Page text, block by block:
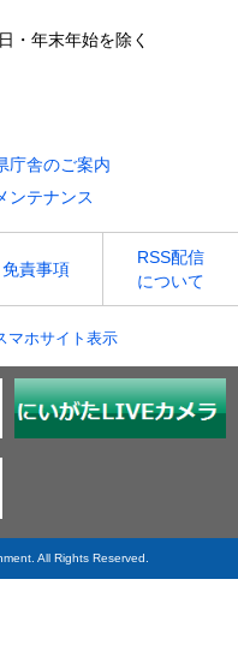
・年末年始を除く
庁舎のご案内
ンテナンス
免責事項
RSS配信
について
マホサイト表示
All Rights Reserved.